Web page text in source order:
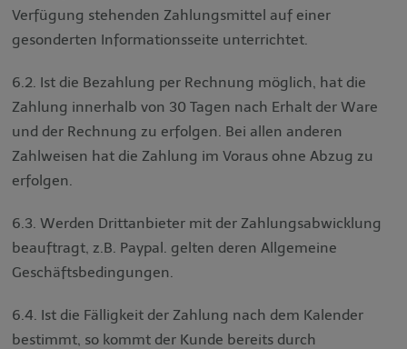
Verfügung stehenden Zahlungsmittel auf einer
gesonderten Informationsseite unterrichtet.
6.2. Ist die Bezahlung per Rechnung möglich, hat die
Zahlung innerhalb von 30 Tagen nach Erhalt der Ware
und der Rechnung zu erfolgen. Bei allen anderen
Zahlweisen hat die Zahlung im Voraus ohne Abzug zu
erfolgen.
6.3. Werden Drittanbieter mit der Zahlungsabwicklung
beauftragt, z.B. Paypal. gelten deren Allgemeine
Geschäftsbedingungen.
6.4. Ist die Fälligkeit der Zahlung nach dem Kalender
bestimmt, so kommt der Kunde bereits durch